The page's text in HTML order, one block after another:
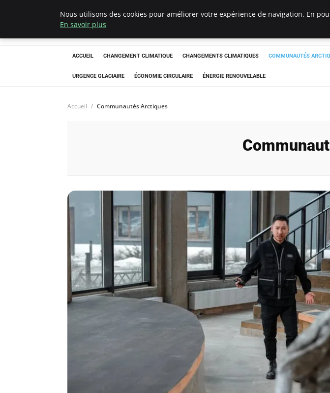
Arcticclimateemergency
ACCUEIL CHANGEMENT CLIMATIQUE CHANGEMENTS CLIMATIQUES COMMUNAUTÉS
URGENCE GLACIAIRE ÉCONOMIE CIRCULAIRE ÉNERGIE RENOUVELABLE
Accueil Communautés Arctiques
Nous utilisons des cookies pour améliorer votre expérience de navigation. En
En savoir plus